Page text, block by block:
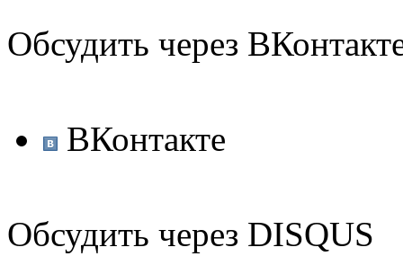
Обсудить через
ВКонтакте
Обсудить через DISQUS